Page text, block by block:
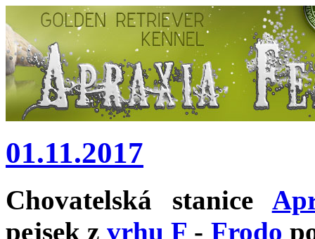
01.11.2017
Chovatelská stanice
pejsek z vrhu F - Frodo